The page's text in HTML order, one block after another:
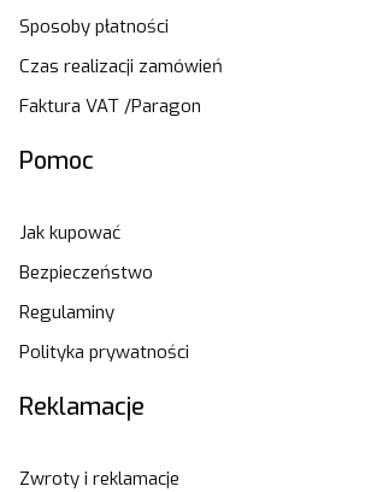
Sposoby płatności
Czas realizacji zamówień
Faktura VAT /Paragon
Pomoc
Jak kupować
Bezpieczeństwo
Regulaminy
Polityka prywatności
Reklamacje
Zwroty i reklamacje